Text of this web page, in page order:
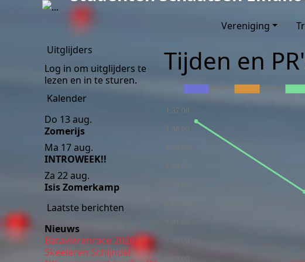
Vereniging
Uitglijders
Log in om uitglijders te
lezen en in te sturen.
Kalender
Do 13 aug.
Zomerijs
Ma 17 aug.
INTROWEEK!!
Za 22 aug.
Isis Zomerkamp
Laatste berichten
Nieuws
Batavierenrace 2026
Skeeleren Schijndel
Tijden en